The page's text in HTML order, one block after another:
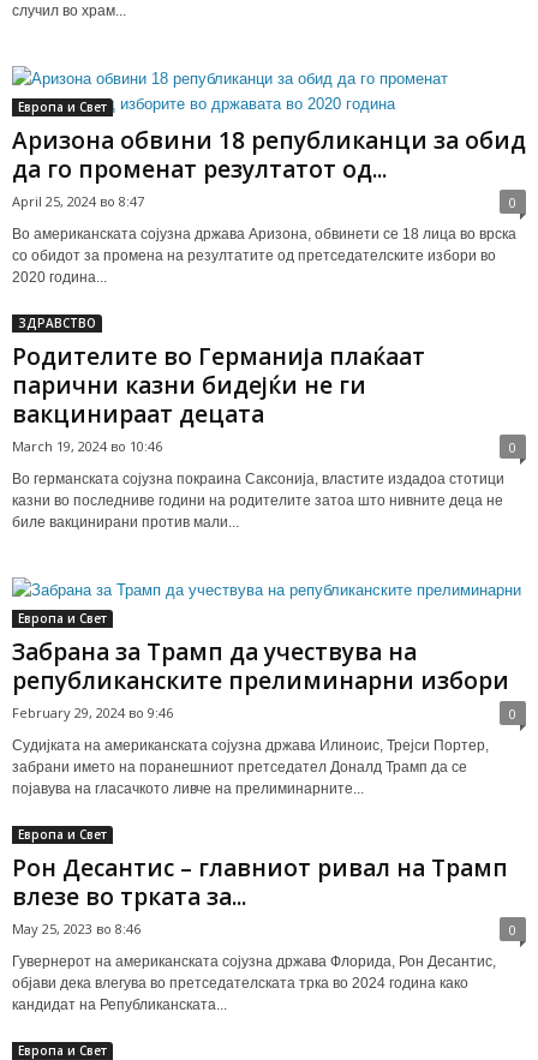
случил во храм...
Европа и Свет
Аризона обвини 18 републиканци за обид
да го променат резултатот од...
April 25, 2024 во 8:47 0
Во американската сојузна држава Аризона, обвинети се 18 лица во врска
со обидот за промена на резултатите од претседателските избори во
2020 година...
ЗДРАВСТВО
Родителите во Германија плаќаат
парични казни бидејќи не ги
вакцинираат децата
March 19, 2024 во 10:46 0
Во германската сојузна покраина Саксонија, властите издадоа стотици
казни во последниве години на родителите затоа што нивните деца не
биле вакцинирани против мали...
Европа и Свет
Забрана за Трамп да учествува на
републиканските прелиминарни избори
February 29, 2024 во 9:46 0
Судијката на американската сојузна држава Илиноис, Трејси Портер,
забрани името на поранешниот претседател Доналд Трамп да се
појавува на гласачкото ливче на прелиминарните...
Европа и Свет
Рон Десантис – главниот ривал на Трамп
влезе во трката за...
May 25, 2023 во 8:46 0
Гувернерот на американската сојузна држава Флорида, Рон Десантис,
објави дека влегува во претседателската трка во 2024 година како
кандидат на Републиканската...
Европа и Свет